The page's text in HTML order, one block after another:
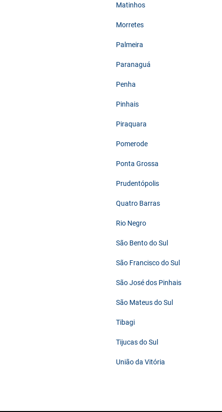
Matinhos
Morretes
Palmeira
Paranaguá
Penha
Pinhais
Piraquara
Pomerode
Ponta Grossa
Prudentópolis
Quatro Barras
Rio Negro
São Bento do Sul
São Francisco do Sul
São José dos Pinhais
São Mateus do Sul
Tibagi
Tijucas do Sul
União da Vitória